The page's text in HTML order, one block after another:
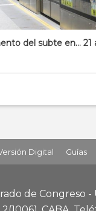
del subte en… 21
Digital Guías
de Congreso -